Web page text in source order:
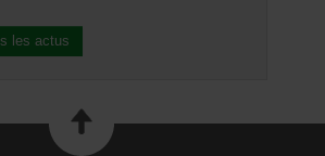
les actus